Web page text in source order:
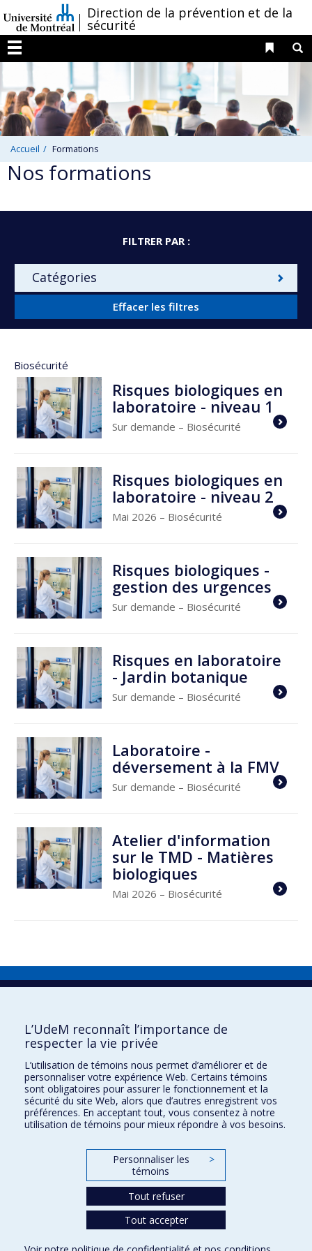
au
contenu
/Direction de la prévention et de la
sécurité
Menu
Liens
Accueil Formations
Nos formations
FILTRER PAR :
Catégories
Effacer les filtres
Biosécurité
Risques biologiques en
laboratoire - niveau 1
Sur demande – Biosécurité
Risques biologiques en
laboratoire - niveau 2
Mai 2026 – Biosécurité
Risques biologiques -
gestion des urgences
Sur demande – Biosécurité
Risques en laboratoire
- Jardin botanique
Sur demande – Biosécurité
Laboratoire -
déversement à la FMV
Sur demande – Biosécurité
Atelier d'information
sur le TMD - Matières
biologiques
Mai 2026 – Biosécurité
Direction de la prévention et de la
Nous joindre
Carrières
Lois, directives, règlements et normes
Plan du site
Confidentialité
L’UdeM reconnaît l’importance de
respecter la vie privée
L’utilisation de témoins nous permet d’améliorer et de
personnaliser votre expérience Web. Certains témoins
sont obligatoires pour assurer le fonctionnement et la
sécurité du site Web, alors que d’autres enregistrent vos
préférences. En acceptant tout, vous consentez à notre
utilisation de témoins pour mieux répondre à vos besoins.
Personnaliser les
témoins
>
Tout refuser
Tout accepter